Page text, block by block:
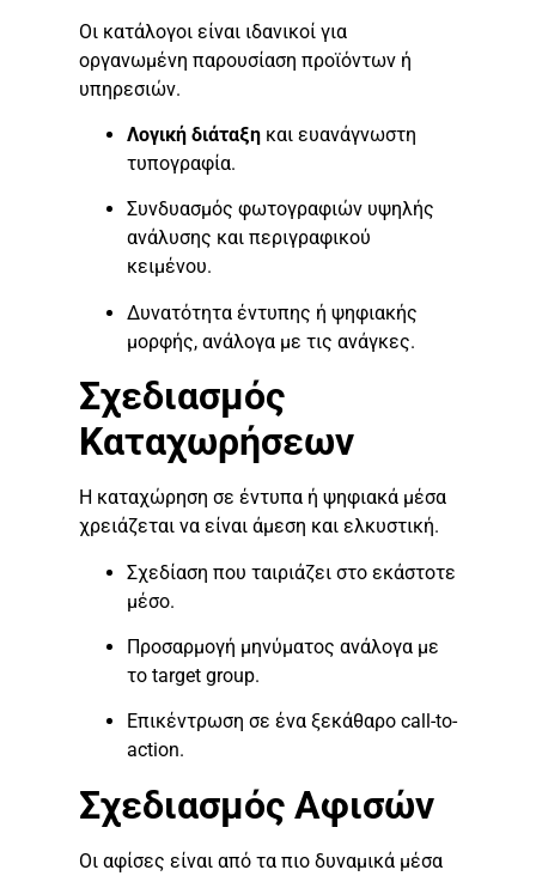
Οι κατάλογοι είναι ιδανικοί για
οργανωμένη παρουσίαση προϊόντων ή
υπηρεσιών.
Λογική διάταξη και ευανάγνωστη
τυπογραφία.
Συνδυασμός φωτογραφιών υψηλής
ανάλυσης και περιγραφικού
κειμένου.
Δυνατότητα έντυπης ή ψηφιακής
μορφής, ανάλογα με τις ανάγκες.
Σχεδιασμός
Καταχωρήσεων
Η καταχώρηση σε έντυπα ή ψηφιακά μέσα
χρειάζεται να είναι άμεση και ελκυστική.
Σχεδίαση που ταιριάζει στο εκάστοτε
μέσο.
Προσαρμογή μηνύματος ανάλογα με
το target group.
Επικέντρωση σε ένα ξεκάθαρο call-to-
action.
Σχεδιασμός Αφισών
Οι αφίσες είναι από τα πιο δυναμικά μέσα